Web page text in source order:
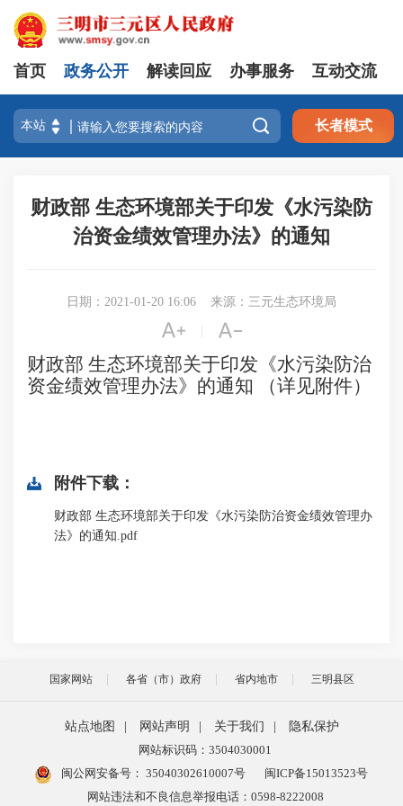
首页 政务公开 解读回应 办事服务 互动交流
 长者模式
财政部 生态环境部关于印发《水污染防
治资金绩效管理办法》的通知
日期：2021-01-20 16:06 来源：三元生态环境局
 
财政部 生态环境部关于印发《水污染防治
资金绩效管理办法》的通知 （详见附件）
附件下载：
财政部 生态环境部关于印发《水污染防治资金绩效管理办
法》的通知.pdf
国家网站 各省（市）政府 省内地市 三明县区
站点地图 网站声明 关于我们
隐私保护
网站标识码：3504030001
闽公网安备号： 35040302610007号
闽ICP备15013523号
网站违法和不良信息举报电话：0598-8222008